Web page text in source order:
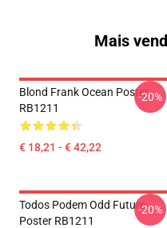
Mais
Blond Frank Ocean Poster
RB1211
€ 18,21 - € 42,22
-20%
Todos Podem Odd Future
Poster RB1211
-20%